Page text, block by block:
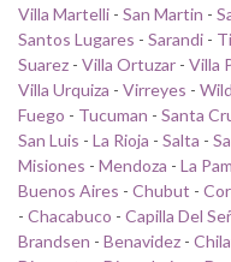
Villa Martelli - San Martin -
Santos Lugares - Sarandi -
Suarez - Villa Ortuzar - Villa
Villa Urquiza - Virreyes -
Fuego - Tucuman - Santa
San Luis - La Rioja - Salta -
Misiones - Mendoza - La
Buenos Aires - Chubut -
- Chacabuco - Capilla Del
Brandsen - Benavidez -